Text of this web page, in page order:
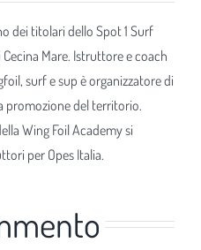
dei titolari dello Spot 1 Surf
Mare. Istruttore e coach
surf e sup è organizzatore di
promozione del territorio.
Wing Foil Academy si
per Opes Italia.